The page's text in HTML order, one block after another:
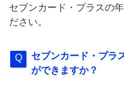
セブンカード・プラスの
ださい。
セブンカード・プラ
ができますか？